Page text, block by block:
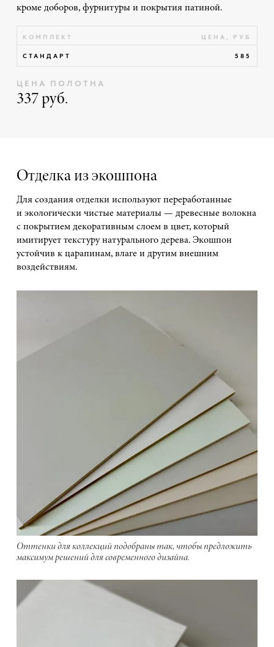
кроме доборов, фурнитуры и покрытия патиной.
КОМПЛЕКТ ЦЕНА, РУБ
СТАНДАРТ 585
ЦЕНА ПОЛОТНА
337 руб.
Отделка из экошпона
Для создания отделки используют переработанные
и экологически чистые материалы — древесные волокна
с покрытием декоративным слоем в цвет, который
имитирует текстуру натурального дерева. Экошпон
устойчив к царапинам, влаге и другим внешним
воздействиям.
Оттенки для коллекций подобраны так, чтобы предложить
максимум решений для современного дизайна.